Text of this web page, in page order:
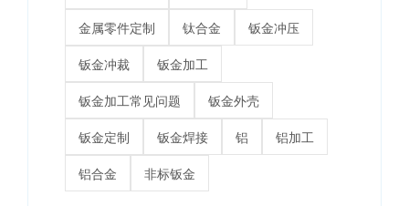
金属零件定制 钛合金 钣金冲压
钣金冲裁 钣金加工
钣金加工常见问题 钣金外壳
钣金定制 钣金焊接 铝 铝加工
铝合金 非标钣金